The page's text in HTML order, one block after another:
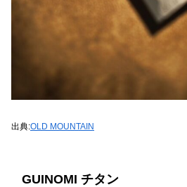
出典:OLD MOUNTAIN
GUINOMI チタン